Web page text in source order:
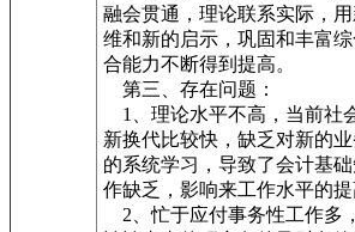
融会贯通，理论联系实际，
维和新的启示，巩固和丰富
合能力不断得到提高。
第三、存在问题：
1、理论水平不高，当前社
新换代比较快，缺乏对新的
的系统学习，导致了会计基
作缺乏，影响来工作水平的提
2、忙于应付事务性工作多